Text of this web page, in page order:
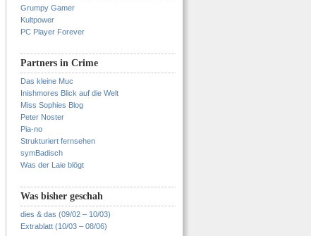
Grumpy Gamer
Kultpower
PC Player Forever
Partners in Crime
Das kleine Muc
Inishmores Blick auf die Welt
Miss Sophies Blog
Peter Noster
Pia-no
Strukturiert fernsehen
symBadisch
Was der Laie blögt
Was bisher geschah
dies & das (09/02 – 10/03)
Extrablatt (10/03 – 08/06)